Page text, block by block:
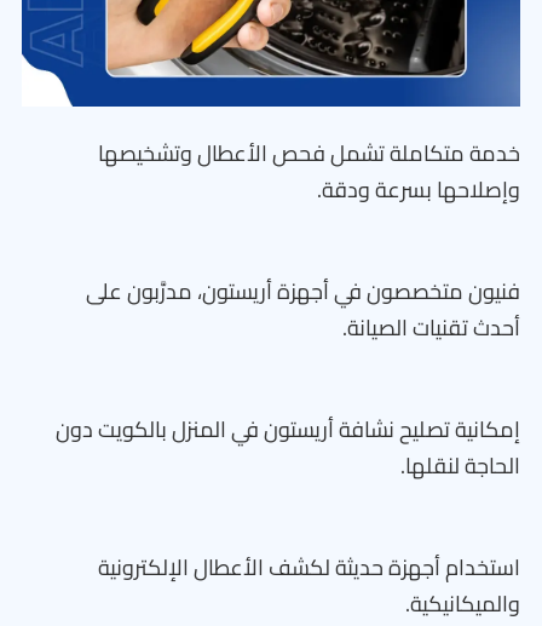
خدمة متكاملة تشمل فحص الأعطال وتشخيصها
وإصلاحها بسرعة ودقة.
فنيون متخصصون في أجهزة أريستون، مدرَّبون على
أحدث تقنيات الصيانة.
إمكانية تصليح نشافة أريستون في المنزل بالكويت دون
الحاجة لنقلها.
استخدام أجهزة حديثة لكشف الأعطال الإلكترونية
والميكانيكية.